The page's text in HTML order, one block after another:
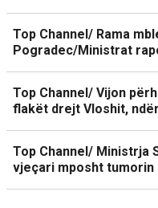
Top Channel/ Rama
Pogradec/Ministrat
Top Channel/ Vijon
flakët drejt Vloshit,
Top Channel/ Ministrja
vjeçari mposht tumorin